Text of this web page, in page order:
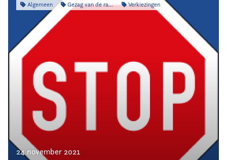
Algemeen Gezag van de raad Verkiezingen
24 november 2021